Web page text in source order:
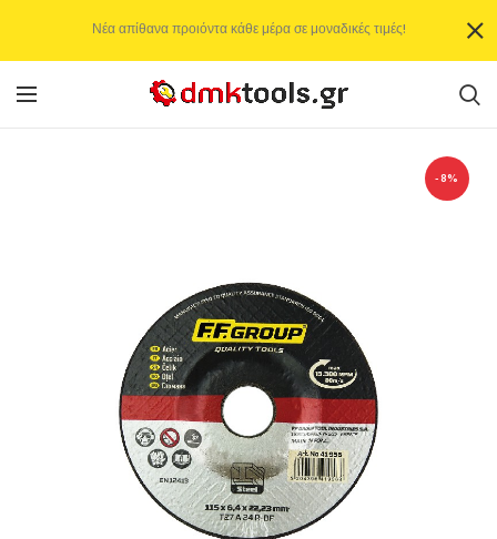
-8%
Νέα απίθανα προιόντα κάθε μέρα σε μοναδικές τιμές!